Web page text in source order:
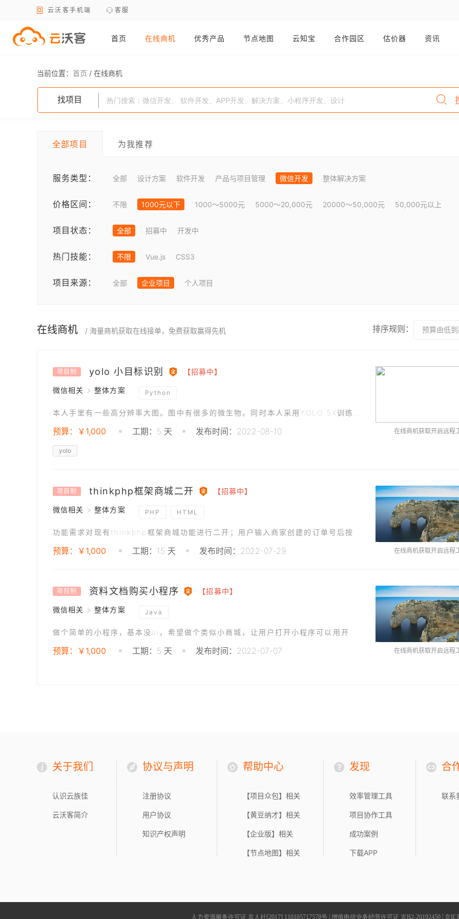
云沃客手机端 客服
首页 在线商机 优秀产品 节点地图 云知宝 合作园区 估价器 资讯
当前位置： 首页 / 在线商机
找项目
全部项目 为我推荐
服务类型： 全部 设计方案 软件开发 产品与项目管理 微信开发 整体解决方案
价格区间： 不限 1000元以下 1000～5000元 5000～20,000元 20000～50,000元 50,000元以上
项目状态： 全部 招募中 开发中
热门技能： 不限 Vue.js CSS3
项目来源： 全部 企业项目 个人项目
在线商机 / 海量商机获取在线接单，免费获取赢得先机 排序规则： 预算由低
项目制 yolo 小目标识别 【招募中】
微信相关 > 整体方案 Python
预算：￥1,000 工期：5 天 发布时间：2022-08-10
yolo
在线商机获取开启远程
项目制 thinkphp框架商城二开 【招募中】
微信相关 > 整体方案 PHP HTML
预算：￥1,000 工期：15 天 发布时间：2022-07-29 在线商机获取开启远程
项目制 资料文档购买小程序 【招募中】
微信相关 > 整体方案 Java
预算：￥1,000 工期：5 天 发布时间：2022-07-07 在线商机获取开启远程
关于我们
认识云族佳
云沃客简介
协议与声明
注册协议
用户协议
知识产权声明
帮助中心
【项目众包】相关
【黄豆纳才】相关
【企业版】相关
【节点地图】相关
发现
效率管理工具
项目协作工具
成功案例
下载APP
合
联系
人力资源服务许可证 京人社[2017] 110105717578号 | 增值电信业务经营许可证 京B2-20192450 | 京